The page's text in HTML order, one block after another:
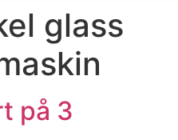
glass
på 3